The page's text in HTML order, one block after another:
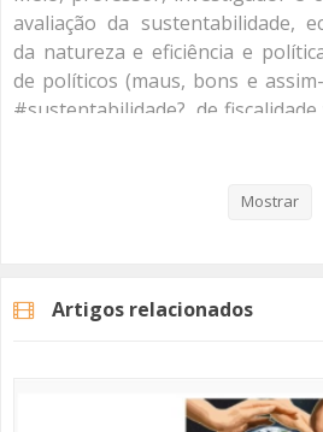
ECOMOVE-TE
HISTÓRIAS DE ABRIL
avaliação da sustentabilidade,
da natureza e eficiência e
de políticos (maus, bons e
#sustentabilidade?, de
Mostrar
Artigos relacionados